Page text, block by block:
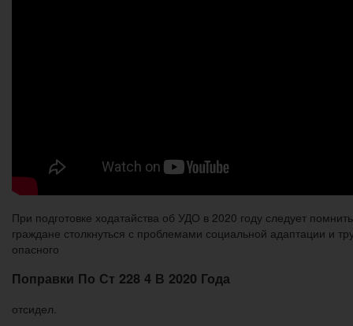
При подготовке ходатайства об УДО в 2020 году следует
граждане столкнуться с проблемами социальной адаптации и
опасного
Поправки По Ст 228 4 В 2020 Года
отсидел.